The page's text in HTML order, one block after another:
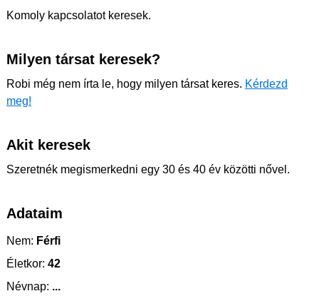
Komoly kapcsolatot keresek.
Milyen társat keresek?
Robi még nem írta le, hogy milyen társat keres. Kérdezd
meg!
Akit keresek
Szeretnék megismerkedni egy 30 és 40 év közötti nővel.
Adataim
Nem: Férfi
Életkor: 42
Névnap: ...